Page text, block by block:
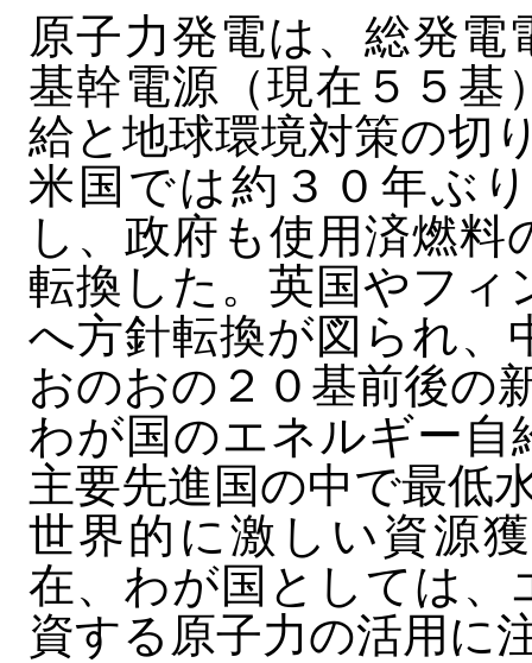
原子力発電は、総発
基幹電源（現在５５基
給と地球環境対策の切
米国では約３０年ぶ
し、政府も使用済燃
転換した。英国やフィ
へ方針転換が図られ、
おのおの２０基前後の
わが国のエネルギー自
主要先進国の中で最低
世界的に激しい資源
在、わが国としては、
資する原子力の活用に